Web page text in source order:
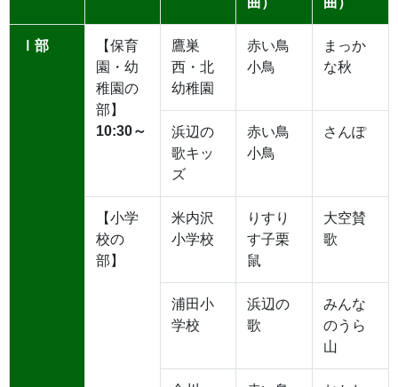
Ⅰ部
【保育
園・幼
稚園の
部】
10:30～
鷹巣
西・北
幼稚園
赤い鳥
小鳥
まっか
な秋
浜辺の
歌キッ
ズ
赤い鳥
小鳥
さんぽ
【小学
校の
部】
米内沢
小学校
りすり
す子栗
鼠
大空賛
歌
浦田小
学校
浜辺の
歌
みんな
のうら
山